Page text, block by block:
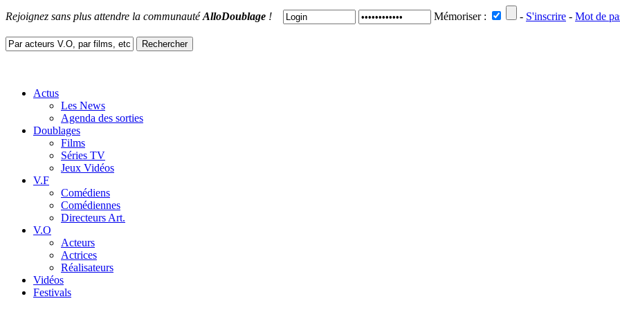
Rejoignez sans plus attendre la communautéAlloDoublage ! Mémoriser : - S'inscrire - Mot de
Actus
Les News
Agenda des sorties
Doublages
Films
Séries TV
Jeux Vidéos
V.F
Comédiens
Comédiennes
Directeurs Art.
V.O
Acteurs
Actrices
Réalisateurs
Vidéos
Festivals